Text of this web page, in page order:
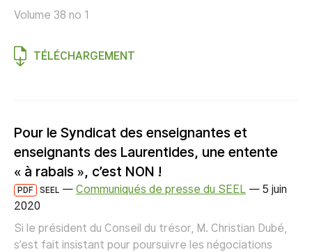
Volume 38 no 1
TÉLÉCHARGEMENT
Pour le Syndicat des enseignantes et
enseignants des Laurentides, une entente
« à rabais », c’est NON !
PDF SEEL — Communiqués de presse du SEEL — 5 juin
2020
Si le président du Conseil du trésor, M. Christian Dubé,
s’est fait insistant pour poursuivre les négociations